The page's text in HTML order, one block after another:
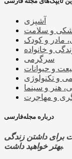
آشپزی
و سلامت
مادر و کودک
و خانواده
سرگرمی
و حیوانات
و تکنولوژی
هنر و سینما
و مهاجرت
درباره مجله‌فارسی
برای داشتن زندگی
بهتر خواهید داشت.